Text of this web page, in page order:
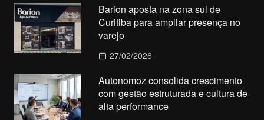
Barion aposta na zona sul de
Curitiba para ampliar presença no
varejo
27/02/2026
Autonomoz consolida crescimento
com gestão estruturada e cultura de
alta performance